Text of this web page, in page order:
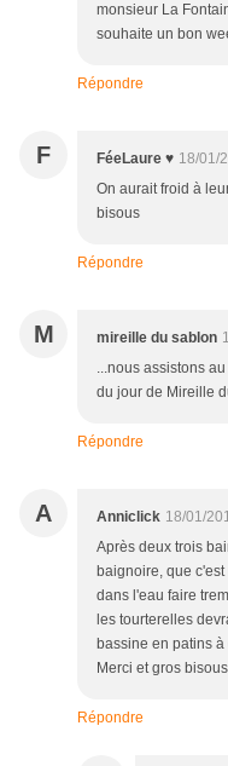
monsieur La
souhaite un bon
Répondre
F FéeLaure ♥ 18/01/
On aurait froid à
bisous
Répondre
M mireille du sablon
...nous assistons
du jour de Mireille
Répondre
A Anniclick 18/01/
Après deux trois
baignoire, que
dans l'eau faire
les tourterelles
bassine en patins
Merci et gros
Répondre